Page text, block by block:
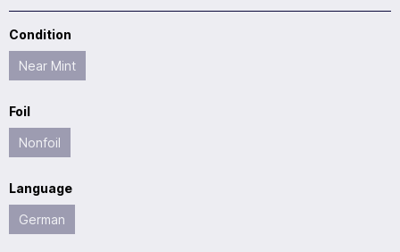
Condition
Near Mint
Foil
Nonfoil
Language
German